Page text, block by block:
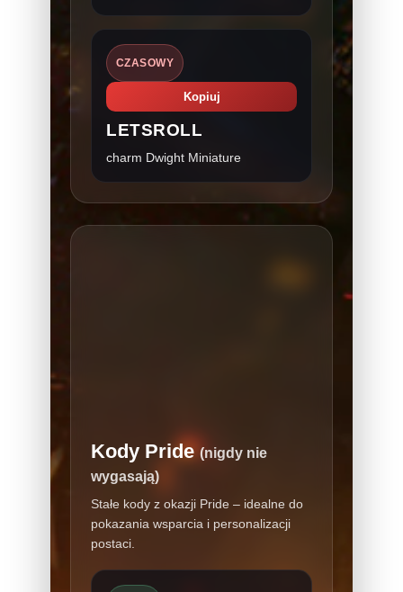
CZASOWY
Kopiuj
LETSROLL
charm Dwight Miniature
Kody Pride (nigdy nie
wygasają)
Stałe kody z okazji Pride – idealne do
pokazania wsparcia i personalizacji
postaci.